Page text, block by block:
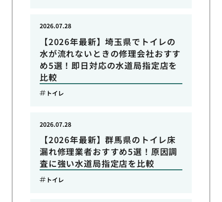
【2026年最新】埼玉県でトイレの
水が流れないときの修理会社おすす
め5選！即日対応の水道局指定店を
比較
2026.07.28
トイレ
【2026年最新】群馬県のトイレ床
漏れ修理業者おすすめ5選！原因調
査に強い水道局指定店を比較
2026.07.28
トイレ